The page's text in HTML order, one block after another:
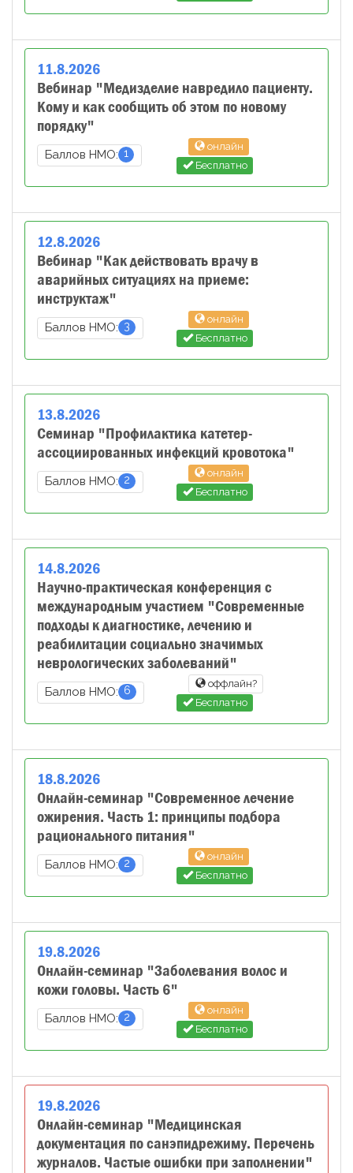
11.8.2026
Вебинар "Медизделие навредило пациенту.
Кому и как сообщить об этом по новому
порядку"
Баллов НМО: 1
онлайн
Бесплатно
12.8.2026
Вебинар "Как действовать врачу в
аварийных ситуациях на приеме:
инструктаж"
Баллов НМО: 3
онлайн
Бесплатно
13.8.2026
Семинар "Профилактика катетер-
ассоциированных инфекций кровотока"
Баллов НМО: 2
онлайн
Бесплатно
14.8.2026
Научно-практическая конференция с
международным участием "Современные
подходы к диагностике, лечению и
реабилитации социально значимых
неврологических заболеваний"
Баллов НМО: 6
оффлайн?
Бесплатно
18.8.2026
Онлайн-семинар "Современное лечение
ожирения. Часть 1: принципы подбора
рационального питания"
Баллов НМО: 2
онлайн
Бесплатно
19.8.2026
Онлайн-семинар "Заболевания волос и
кожи головы. Часть 6"
Баллов НМО: 2
онлайн
Бесплатно
19.8.2026
Онлайн-семинар "Медицинская
документация по санэпидрежиму. Перечень
журналов. Частые ошибки при заполнении"